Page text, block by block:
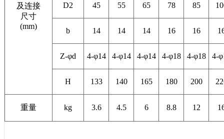
及连接
尺寸
(mm)
D2 45 55 65 78 85
b 14 14 14 16 16
Z-φd 4-φ14 4-φ14 4-φ14 4-φ18 4-φ18 4-
H 133 140 165 180 200
重量 kg 3.6 4.5 6 8.8 12